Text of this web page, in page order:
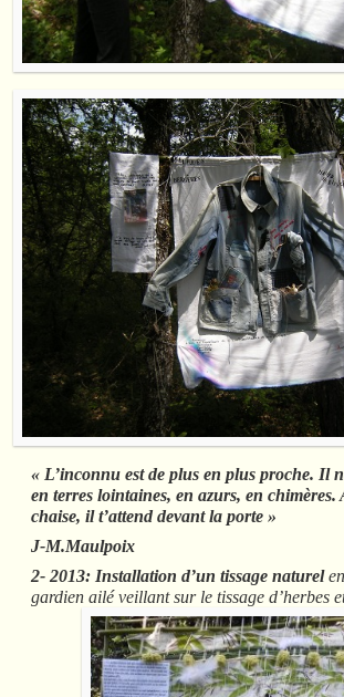
« L’inconnu est de plus en plus proche. Il
en terres lointaines, en azurs, en chimères.
chaise, il t’attend devant la porte »
J-M.Maulpoix
2- 2013: Installation d’un tissage naturel
gardien ailé veillant sur le tissage d’herbes